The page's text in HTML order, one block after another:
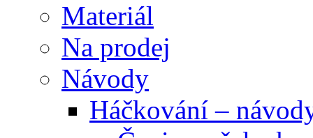
Materiál
Na prodej
Návody
Háčkování –